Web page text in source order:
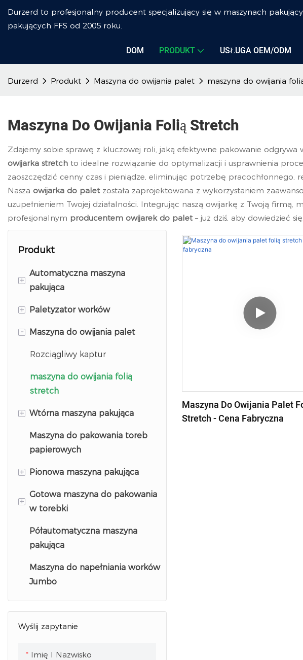
Durzerd to profesjonalny producent specjalizujący się w maszynach
pakujących FFS od 2005 roku.
DOM PRODUKT USŁUGA OEM/ODM
Durzerd Produkt Maszyna do owijania palet maszyna do owijania
Maszyna Do Owijania Folią Stretch
Zdajemy sobie sprawę z kluczowej roli, jaką efektywne pakowanie
owijarka stretch to idealne rozwiązanie do optymalizacji i usprawnienia
zaoszczędzić cenny czas i pieniądze, eliminując potrzebę pracochłonnego,
Nasza owijarka do palet została zaprojektowana z wykorzystaniem
uzupełnieniem Twojej działalności. Integrując naszą owijarkę z Twoją
profesjonalnym producentem owijarek do palet – już dziś, aby dowiedzieć
Produkt
+
Automatyczna maszyna
pakująca
Maszyna pakująca z
+ Paletyzator worków
Paletyzer wysokiego
- Maszyna do owijania palet
Rozciągliwy kaptur
maszyna do owijania folią
stretch
+ Wtórna maszyna pakująca
Pionowa maszyna do
pakowania wtórnego
Gotowa maszyna do
Maszyna do pakowania toreb
papierowych
+ Pionowa maszyna pakująca
Maszyna do pakowania
granulatu
Maszyna do pakowania
proszku
Maszyna do pakowania
płynów
+
Gotowa maszyna do pakowania
w torebki
Maszyna do pakowania w
granulki
Maszyna do napełniania
woreczków z proszkiem
Maszyna do napełniania i
Półautomatyczna maszyna
pakująca
Maszyna do napełniania worków
Jumbo
Wyślij zapytanie
Imię I Nazwisko
Maszyna Do Owijania Palet
Stretch - Cena Fabryczna